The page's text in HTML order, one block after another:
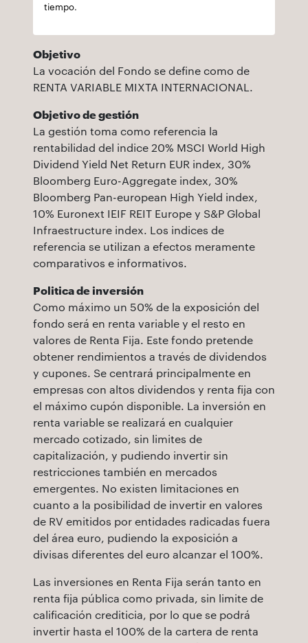
tiempo.
Objetivo
La vocación del Fondo se define como de
RENTA VARIABLE MIXTA INTERNACIONAL.
Objetivo de gestión
La gestión toma como referencia la
rentabilidad del indice 20% MSCI World High
Dividend Yield Net Return EUR index, 30%
Bloomberg Euro-Aggregate index, 30%
Bloomberg Pan-european High Yield index,
10% Euronext IEIF REIT Europe y S&P Global
Infraestructure index. Los indices de
referencia se utilizan a efectos meramente
comparativos e informativos.
Politica de inversión
Como máximo un 50% de la exposición del
fondo será en renta variable y el resto en
valores de Renta Fija. Este fondo pretende
obtener rendimientos a través de dividendos
y cupones. Se centrará principalmente en
empresas con altos dividendos y renta fija con
el máximo cupón disponible. La inversión en
renta variable se realizará en cualquier
mercado cotizado, sin limites de
capitalización, y pudiendo invertir sin
restricciones también en mercados
emergentes. No existen limitaciones en
cuanto a la posibilidad de invertir en valores
de RV emitidos por entidades radicadas fuera
del área euro, pudiendo la exposición a
divisas diferentes del euro alcanzar el 100%.
Las inversiones en Renta Fija serán tanto en
renta fija pública como privada, sin limite de
calificación crediticia, por lo que se podrá
invertir hasta el 100% de la cartera de renta